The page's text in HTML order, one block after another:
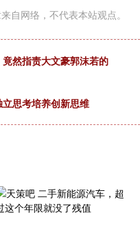
自网络，不代表本站观点。
然指责大文豪郭沫若的
思考培养创新思维